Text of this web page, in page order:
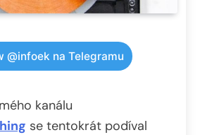
@infoek na Telegramu
kanálu
se tentokrát podíval